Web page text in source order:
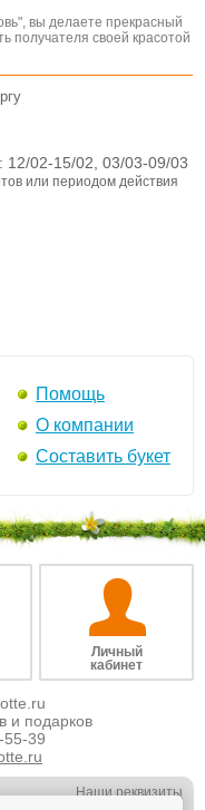
вы делаете прекрасный
получателя своей красотой
12/02-15/02, 03/03-09/03
или периодом действия
Помощь
О компании
Составить букет
Личный
кабинет
и подарков
55-39
Наши реквизиты